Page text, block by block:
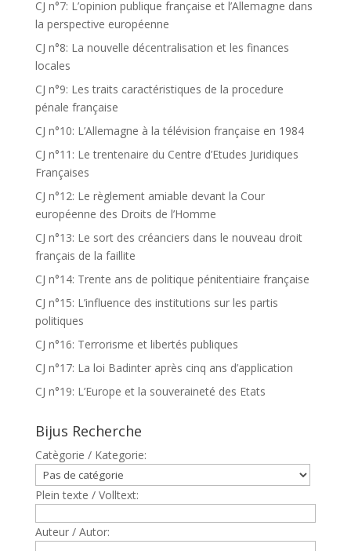
CJ n°7: L’opinion publique française et l’Allemagne dans
la perspective européenne
CJ n°8: La nouvelle décentralisation et les finances
locales
CJ n°9: Les traits caractéristiques de la procedure
pénale française
CJ n°10: L’Allemagne à la télévision française en 1984
CJ n°11: Le trentenaire du Centre d’Etudes Juridiques
Françaises
CJ n°12: Le règlement amiable devant la Cour
européenne des Droits de l’Homme
CJ n°13: Le sort des créanciers dans le nouveau droit
français de la faillite
CJ n°14: Trente ans de politique pénitentiaire française
CJ n°15: L’influence des institutions sur les partis
politiques
CJ n°16: Terrorisme et libertés publiques
CJ n°17: La loi Badinter après cinq ans d’application
CJ n°19: L’Europe et la souveraineté des Etats
Bijus Recherche
Catègorie / Kategorie:
Plein texte / Volltext:
Auteur / Autor: